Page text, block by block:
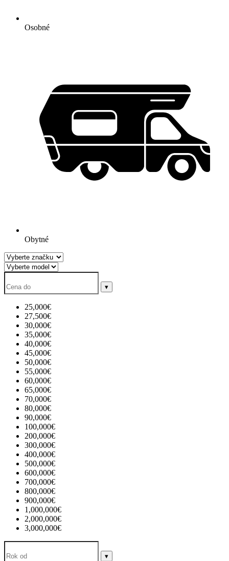
Osobné
Obytné
▾
25,000€
27,500€
30,000€
35,000€
40,000€
45,000€
50,000€
55,000€
60,000€
65,000€
70,000€
80,000€
90,000€
100,000€
200,000€
300,000€
400,000€
500,000€
600,000€
700,000€
800,000€
900,000€
1,000,000€
2,000,000€
3,000,000€
▾